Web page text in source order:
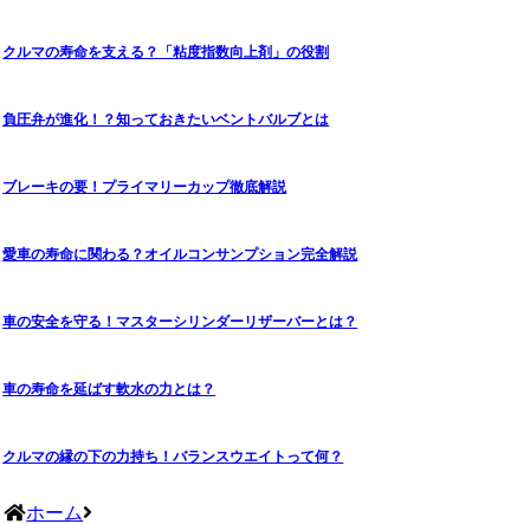
クルマの寿命を支える？「粘度指数向上剤」の役割
負圧弁が進化！？知っておきたいベントバルブとは
ブレーキの要！プライマリーカップ徹底解説
愛車の寿命に関わる？オイルコンサンプション完全解説
車の安全を守る！マスターシリンダーリザーバーとは？
車の寿命を延ばす軟水の力とは？
クルマの縁の下の力持ち！バランスウエイトって何？
ホーム